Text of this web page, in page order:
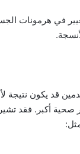
في هرمونات
قد يكون نتيجة
صحية أكبر. فقد